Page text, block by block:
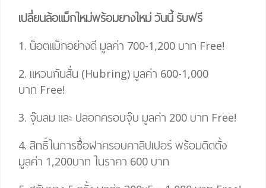
เปลี่ยนล้อแม็กใหม่พร้อมยางใหม่ วันนี้ รับฟรี
1. น็อตแม็กอย่างดี มูลค่า 700-1,200 บาท Free!
2. แหวนกันสั่น (Hubring) มูลค่า 600-1,000
บาท Free!
3. จุ๊บลม และ ปลอกครอบจุ๊บ มูลค่า 200 บาท Free!
4. สิทธิ์ในการซื้อฝาครอบคาลิปเปอร์ พร้อมติดตั้ง
มูลค่า 1,200บาท ในราคา 600 บาท